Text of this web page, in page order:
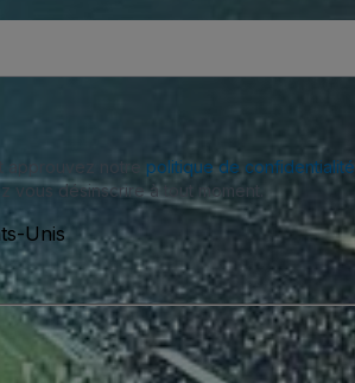
approuvez notre politique de confidentialité
désinscrire à tout moment.
Unis